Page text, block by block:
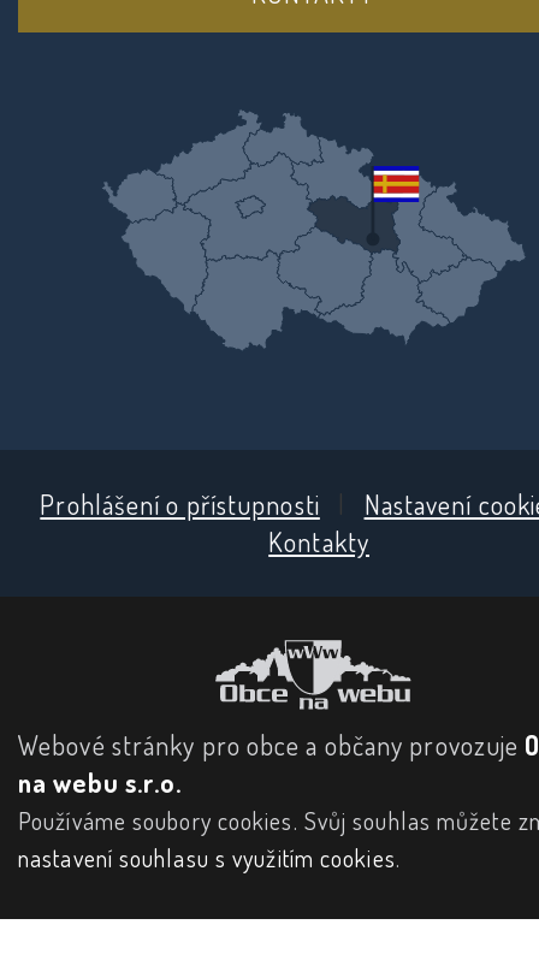
Prohlášení o přístupnosti | Nastavení
Kontakty
Webové stránky pro obce a občany provozuje
na webu s.r.o.
Používáme soubory cookies. Svůj souhlas můžete
nastavení souhlasu s využitím cookies.